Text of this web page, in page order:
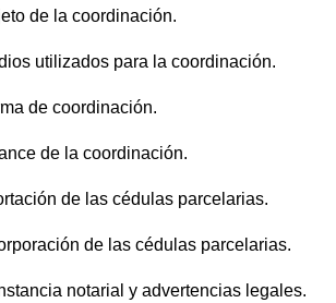
de la coordinación.
utilizados para la coordinación.
de coordinación.
de la coordinación.
de las cédulas parcelarias.
de las cédulas parcelarias.
notarial y advertencias legales.